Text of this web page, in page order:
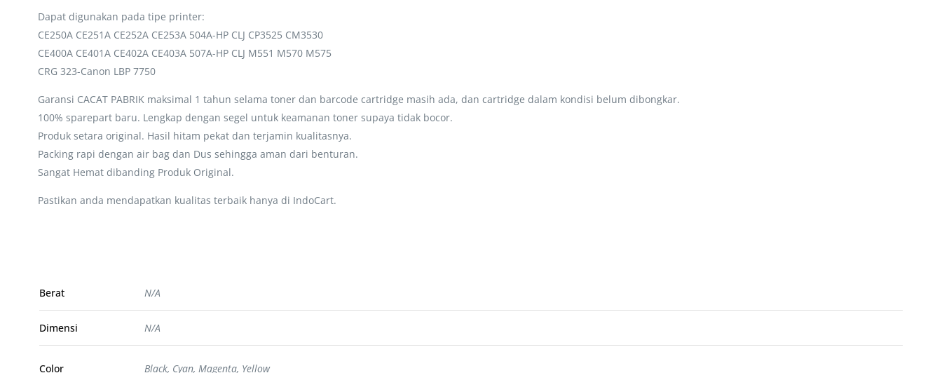
Dapat digunakan pada tipe printer:
CE250A CE251A CE252A CE253A 504A-HP CLJ CP3525 CM3530
CE400A CE401A CE402A CE403A 507A-HP CLJ M551 M570 M575
CRG 323-Canon LBP 7750
Garansi CACAT PABRIK maksimal 1 tahun selama toner dan barcode cartridge masih ada, dan cartridge dalam kondisi belum dibongkar.
100% sparepart baru. Lengkap dengan segel untuk keamanan toner supaya tidak bocor.
Produk setara original. Hasil hitam pekat dan terjamin kualitasnya.
Packing rapi dengan air bag dan Dus sehingga aman dari benturan.
Sangat Hemat dibanding Produk Original.
Pastikan anda mendapatkan kualitas terbaik hanya di IndoCart.
Berat N/A
Dimensi N/A
Color Black, Cyan, Magenta, Yellow